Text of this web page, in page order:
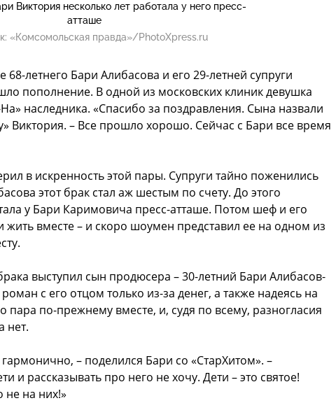
Виктория несколько лет работала у него пресс-
атташе
«Комсомольская правда»/PhotoXpress.ru
68-летнего Бари Алибасова и его 29-летней супруги
пополнение. В одной из московских клиник девушка
наследника. «Спасибо за поздравления. Сына назвали
Виктория. – Все прошло хорошо. Сейчас с Бари все время
в искренность этой пары. Супруги тайно поженились
этот брак стал аж шестым по счету. До этого
у Бари Каримовича пресс-атташе. Потом шеф и его
жить вместе – и скоро шоумен представил ее на одном из
выступил сын продюсера – 30-летний Бари Алибасов-
с его отцом только из-за денег, а также надеясь на
пара по-прежнему вместе, и, судя по всему, разногласия
нет.
– поделился Бари со «СтарХитом». –
и рассказывать про него не хочу. Дети – это святое!
не на них!»